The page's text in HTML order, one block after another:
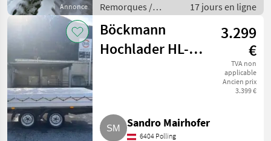
Annonce
Remorques /
Remorques de
voitures
17 jours en ligne
Böckmann
Hochlader HL-
3.299
€
TVA non
applicable
Ancien prix
3.399 €
Sandro Mairhofer
6404 Polling